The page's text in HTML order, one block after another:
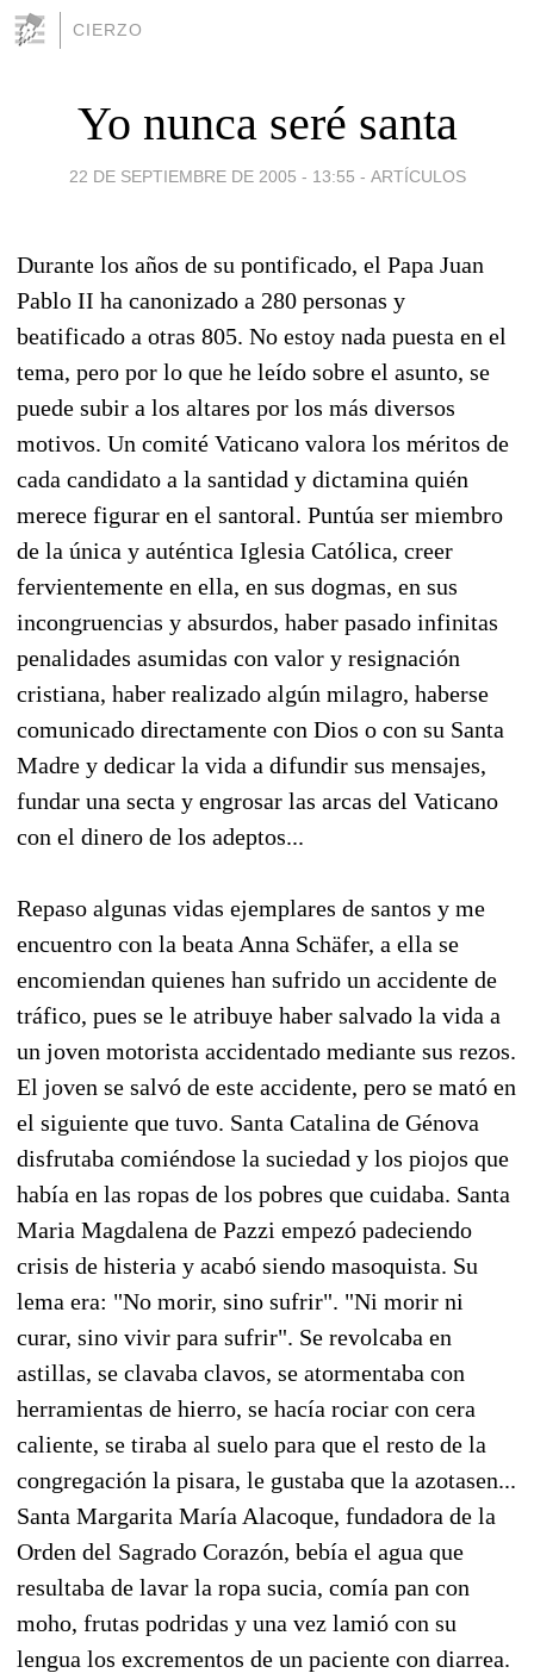
CIERZO
Yo nunca seré santa
22 DE SEPTIEMBRE DE 2005 - 13:55 - ARTÍCULOS
Durante los años de su pontificado, el Papa Juan
Pablo II ha canonizado a 280 personas y
beatificado a otras 805. No estoy nada puesta en el
tema, pero por lo que he leído sobre el asunto, se
puede subir a los altares por los más diversos
motivos. Un comité Vaticano valora los méritos de
cada candidato a la santidad y dictamina quién
merece figurar en el santoral. Puntúa ser miembro
de la única y auténtica Iglesia Católica, creer
fervientemente en ella, en sus dogmas, en sus
incongruencias y absurdos, haber pasado infinitas
penalidades asumidas con valor y resignación
cristiana, haber realizado algún milagro, haberse
comunicado directamente con Dios o con su Santa
Madre y dedicar la vida a difundir sus mensajes,
fundar una secta y engrosar las arcas del Vaticano
con el dinero de los adeptos...
Repaso algunas vidas ejemplares de santos y me
encuentro con la beata Anna Schäfer, a ella se
encomiendan quienes han sufrido un accidente de
tráfico, pues se le atribuye haber salvado la vida a
un joven motorista accidentado mediante sus rezos.
El joven se salvó de este accidente, pero se mató en
el siguiente que tuvo. Santa Catalina de Génova
disfrutaba comiéndose la suciedad y los piojos que
había en las ropas de los pobres que cuidaba. Santa
Maria Magdalena de Pazzi empezó padeciendo
crisis de histeria y acabó siendo masoquista. Su
lema era: "No morir, sino sufrir". "Ni morir ni
curar, sino vivir para sufrir". Se revolcaba en
astillas, se clavaba clavos, se atormentaba con
herramientas de hierro, se hacía rociar con cera
caliente, se tiraba al suelo para que el resto de la
congregación la pisara, le gustaba que la azotasen...
Santa Margarita María Alacoque, fundadora de la
Orden del Sagrado Corazón, bebía el agua que
resultaba de lavar la ropa sucia, comía pan con
moho, frutas podridas y una vez lamió con su
lengua los excrementos de un paciente con diarrea.